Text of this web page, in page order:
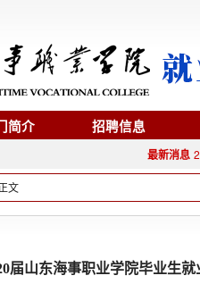
简介 招聘信息
最新消息
文
届山东海事职业学院毕业生